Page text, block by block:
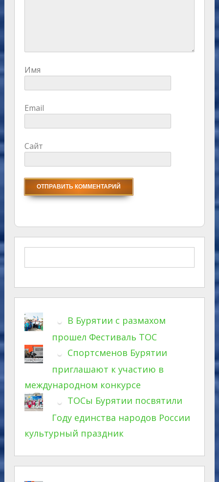
Имя
Email
Сайт
В Бурятии с размахом
прошел Фестиваль ТОС
Спортсменов Бурятии
приглашают к участию в
международном конкурсе
ТОСы Бурятии посвятили
Году единства народов России
культурный праздник